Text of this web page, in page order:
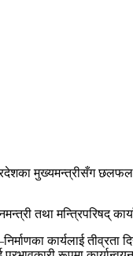
मुख्यमन्त्रीसँग
तथा
कार्यलाई तीव्रता